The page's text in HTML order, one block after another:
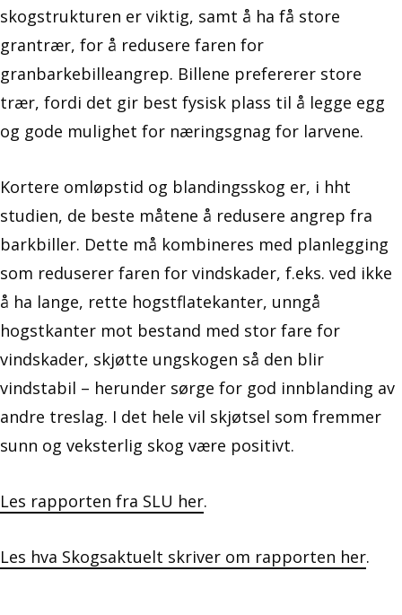
skogstrukturen er viktig, samt å ha få store
grantrær, for å redusere faren for
granbarkebilleangrep. Billene prefererer store
trær, fordi det gir best fysisk plass til å legge egg
og gode mulighet for næringsgnag for larvene.
Kortere omløpstid og blandingsskog er, i hht
studien, de beste måtene å redusere angrep fra
barkbiller. Dette må kombineres med planlegging
som reduserer faren for vindskader, f.eks. ved ikke
å ha lange, rette hogstflatekanter, unngå
hogstkanter mot bestand med stor fare for
vindskader, skjøtte ungskogen så den blir
vindstabil – herunder sørge for god innblanding av
andre treslag. I det hele vil skjøtsel som fremmer
sunn og veksterlig skog være positivt.
Les rapporten fra SLU her.
Les hva Skogsaktuelt skriver om rapporten her.